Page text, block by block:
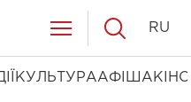
КУЛЬТУРААФІША КІНО
RU